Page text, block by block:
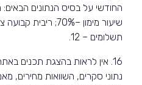
החודשי על בסיס הנתונים
תשלומים – 12.
16. אין לראות בהצגת תכנים
נתוני סקרים, השוואות מחירים,